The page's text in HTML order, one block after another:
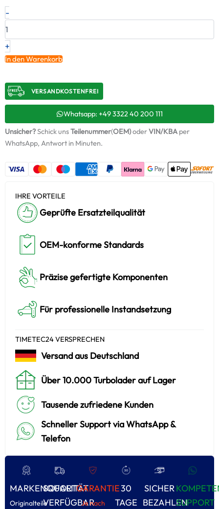
-
Neuer
Original
VOLVO
–
3836017
ABS997
+
Starter-
Menge
+
In den Warenkorb
VERSANDKOSTENFREI​
Whatsapp: +49 3322 40 200 111
Unsicher?Schick unsTeilenummer(OEM)oderVIN/KBAper
WhatsApp, Antwort in Minuten.
IHRE VORTEILE
Geprüfte Ersatzteilqualität
OEM-konforme Standards
Präzise gefertigte Komponenten
Für professionelle Instandsetzung
TIMETEC24 VERSPRECHEN
Versand aus Deutschland
Über 10.000 Turbolader auf Lager
Tausende zufriedene Kunden
Schneller Support via WhatsApp &
Telefon
MARKENQUALITÄT
Originalteile
SOFORT
VERFÜGBAR
GARANTIE
Je nach
30
TAGE
SICHER
BEZAHLENSUPPORT